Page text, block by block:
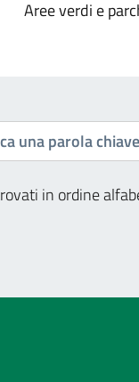
Aree verdi e
in ordine